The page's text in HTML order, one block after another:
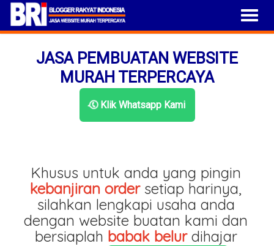
JASA PEMBUATAN WEBSITE
MURAH TERPERCAYA
Klik Whatsapp Kami
Khusus untuk anda yang pingin
kebanjiran ordersetiap harinya,
silahkan lengkapi usaha anda
dengan website buatan kami dan
bersiaplah babak belurdihajar